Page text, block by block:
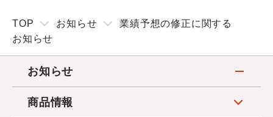
TOP お知らせ
業績予想の修正に関する
お知らせ
お知らせ
商品情報